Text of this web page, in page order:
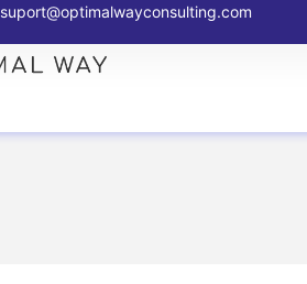
suport@optimalwayconsulting.com